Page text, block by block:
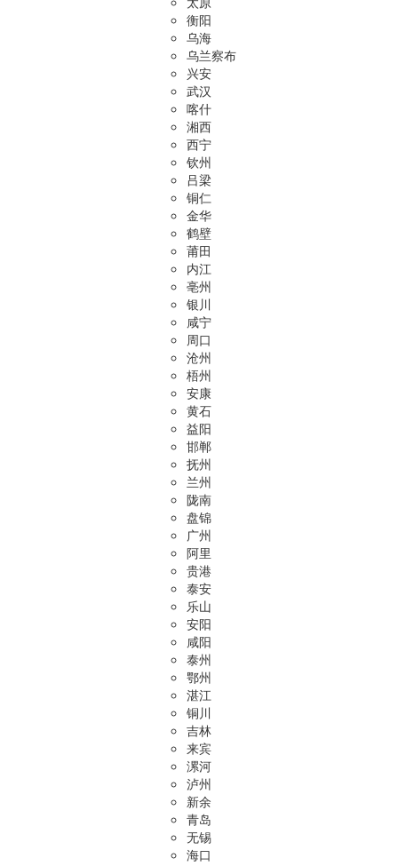
衡阳
乌海
乌兰察布
兴安
武汉
喀什
湘西
西宁
钦州
吕梁
铜仁
金华
鹤壁
莆田
内江
亳州
银川
咸宁
周口
沧州
梧州
安康
黄石
益阳
邯郸
抚州
兰州
陇南
盘锦
广州
阿里
贵港
泰安
乐山
安阳
咸阳
泰州
鄂州
湛江
铜川
吉林
来宾
漯河
泸州
新余
青岛
无锡
海口